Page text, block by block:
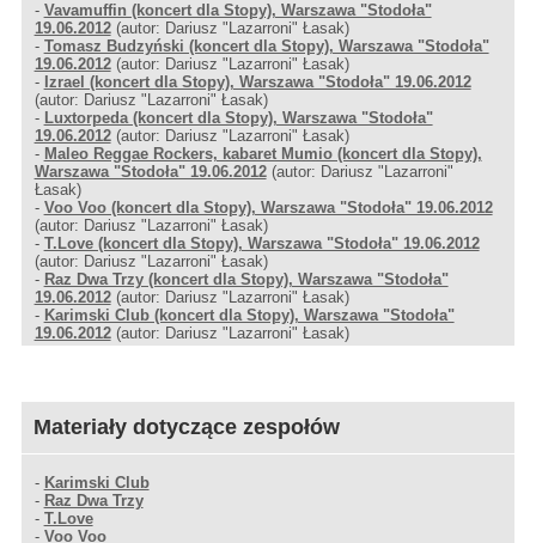
- Vavamuffin (koncert dla Stopy), Warszawa "Stodoła"
19.06.2012(autor: Dariusz "Lazarroni" Łasak)
- Tomasz Budzyński (koncert dla Stopy), Warszawa "Stodoła"
19.06.2012(autor: Dariusz "Lazarroni" Łasak)
- Izrael (koncert dla Stopy), Warszawa "Stodoła" 19.06.2012
(autor: Dariusz "Lazarroni" Łasak)
- Luxtorpeda (koncert dla Stopy), Warszawa "Stodoła"
19.06.2012(autor: Dariusz "Lazarroni" Łasak)
- Maleo Reggae Rockers, kabaret Mumio (koncert dla Stopy),
Warszawa "Stodoła" 19.06.2012(autor: Dariusz "Lazarroni"
Łasak)
- Voo Voo (koncert dla Stopy), Warszawa "Stodoła" 19.06.2012
(autor: Dariusz "Lazarroni" Łasak)
- T.Love (koncert dla Stopy), Warszawa "Stodoła" 19.06.2012
(autor: Dariusz "Lazarroni" Łasak)
- Raz Dwa Trzy (koncert dla Stopy), Warszawa "Stodoła"
19.06.2012(autor: Dariusz "Lazarroni" Łasak)
- Karimski Club (koncert dla Stopy), Warszawa "Stodoła"
19.06.2012(autor: Dariusz "Lazarroni" Łasak)
Materiały dotyczące zespołów
- Karimski Club
- Raz Dwa Trzy
- T.Love
- Voo Voo